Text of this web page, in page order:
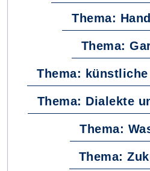
Thema:
Thema:
Thema:
Thema: Dialekte
Thema:
Thema: